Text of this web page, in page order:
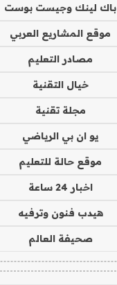
باك لينك وجيست بوست
موقع المشاريع العربي
مصادر التعليم
خيال التقنية
مجلة تقنية
يو ان بي الرياضي
موقع حالة للتعليم
اخبار 24 ساعة
هيدب فنون وترفيه
صحيفة العالم